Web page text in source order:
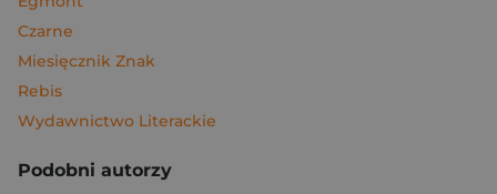
Czarne
Miesięcznik Znak
Rebis
Wydawnictwo Literackie
Podobni autorzy